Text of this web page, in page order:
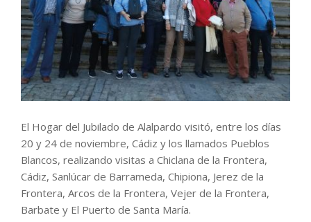
El Hogar del Jubilado de Alalpardo visitó, entre los días
20 y 24 de noviembre, Cádiz y los llamados Pueblos
Blancos, realizando visitas a Chiclana de la Frontera,
Cádiz, Sanlúcar de Barrameda, Chipiona, Jerez de la
Frontera, Arcos de la Frontera, Vejer de la Frontera,
Barbate y El Puerto de Santa María.